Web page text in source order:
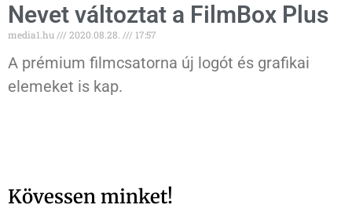
Nevet változtat a FilmBox Plus
media1.hu 2020.08.28. 17:57
A prémium filmcsatorna új logót és grafikai
elemeket is kap.
Kövessen minket!